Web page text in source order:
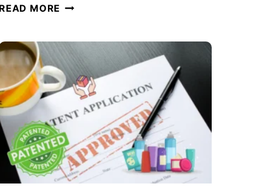
MORE वै
सं
शो
कां
सा
ठी
अ
त्यं